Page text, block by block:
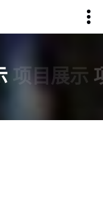
项目展示